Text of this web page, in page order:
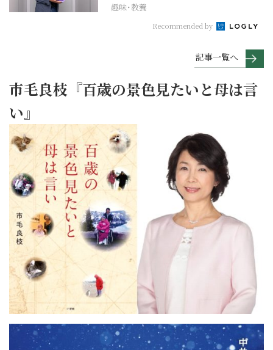
趣味･教養
Recommended by
記事一覧へ
市毛良枝『百歳の景色見たいと母は言
い』